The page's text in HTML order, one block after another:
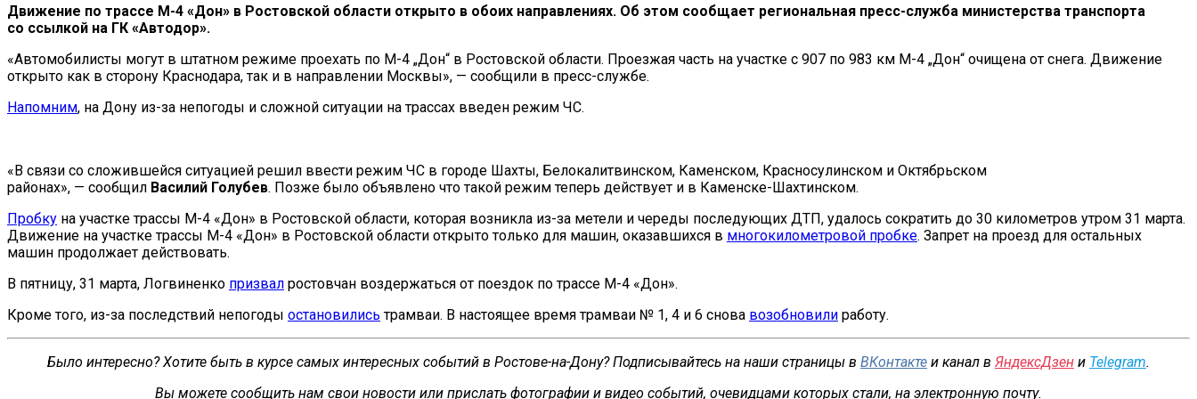
Движение по трассе М-4 «Дон» в Ростовской области открыто в обоих направлениях. Об этом сообщает региональная пресс-служба министерства транспорта
со ссылкой на ГК «Автодор».
«Автомобилисты могут в штатном режиме проехать по М-4 „Дон“ в Ростовской области. Проезжая часть на участке с 907 по 983 км М-4 „Дон“ очищена от снега. Движение
открыто как в сторону Краснодара, так и в направлении Москвы», — сообщили в пресс-службе.
Напомним, на Дону из-за непогоды и сложной ситуации на трассах введен режим ЧС.
«В связи со сложившейся ситуацией решил ввести режим ЧС в городе Шахты, Белокалитвинском, Каменском, Красносулинском и Октябрьском
районах», — сообщил Василий Голубев. Позже было объявлено что такой режим теперь действует и в Каменске-Шахтинском.
Пробку на участке трассы М-4 «Дон» в Ростовской области, которая возникла из-за метели и череды последующих ДТП, удалось сократить до 30 километров утром 31 марта.
Движение на участке трассы М-4 «Дон» в Ростовской области открыто только для машин, оказавшихся в многокилометровой пробке. Запрет на проезд для остальных
машин продолжает действовать.
В пятницу, 31 марта, Логвиненко призвал ростовчан воздержаться от поездок по трассе М-4 «Дон».
Кроме того, из-за последствий непогоды остановились трамваи. В настоящее время трамваи № 1, 4 и 6 снова возобновили работу.
Было интересно? Хотите быть в курсе самых интересных событий в Ростове-на-Дону? Подписывайтесь на наши страницы в ВКонтакте и канал в ЯндексДзен и Telegram.
Вы можете сообщить нам свои новости или прислать фотографии и видео событий, очевидцами которых стали, на электронную почту.